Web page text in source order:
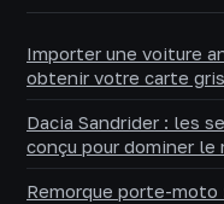
Importer une voiture
obtenir votre carte
Dacia Sandrider : les
conçu pour dominer le
Remorque porte-